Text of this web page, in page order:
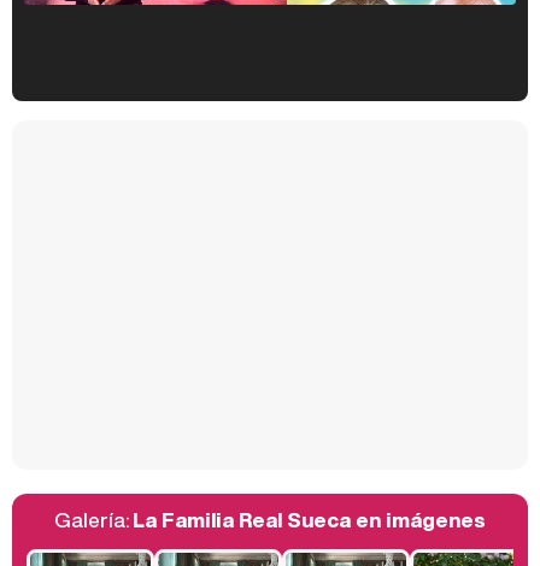
Galería:La Familia Real Sueca en imágenes